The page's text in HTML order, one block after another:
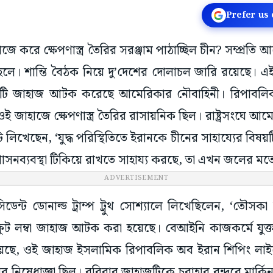
Prefer us
করে ক্ষেপণাস্ত্র তৈরির সরঞ্জাম পাঠাচ্ছিল চীন? সম্প্রতি
শান্তি বৈঠক নিয়ে দু’দেশের দোলাচল জারি রয়েছে।
জাহাজ আটক করেছে আমেরিকার নৌবাহিনী।
ক্ষেপণাস্ত্র তৈরির রাসায়নিক ছিল। রাষ্ট্রসংঘে
‘যুদ্ধ পরিস্থিতিতে ইরানকে চীনের সাহায্যের
টিকিয়ে রাখতে সাহায্য করছে, তা এখন জলের
ADVERTISEMENT
ডোনাল্ড ট্রাম্প ট্রুথ সোশ্যালে লিখেছিলেন,
লম্বা জাহাজ আটক করা হয়েছে। বেআইনি কাজকর্মে
ওই জাহাজ ইসলামিক রিপাবলিক অব ইরান শিপিং